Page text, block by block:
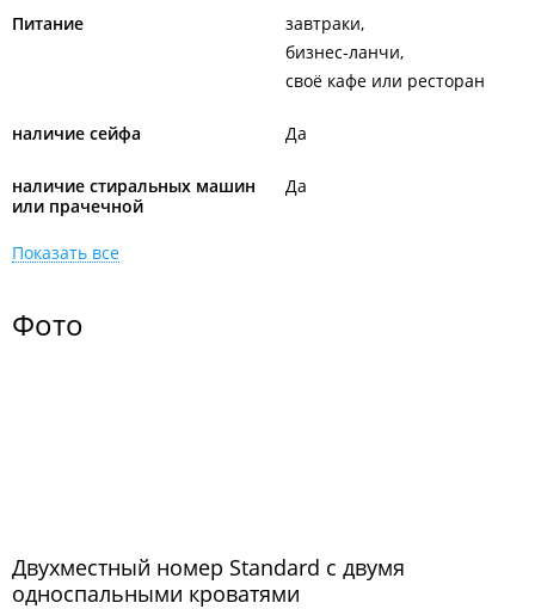
Питание
завтраки
бизнес-ланчи
своё кафе или ресторан
наличие сейфа Да
наличие стиральных машин
или прачечной
Да
Показать все
Фото
Двухместный номер Standard с двумя
односпальными кроватями